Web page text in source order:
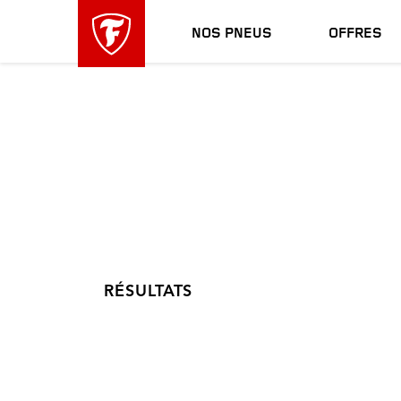
NOS PNEUS OFFRES
skipped
RÉSULTATS